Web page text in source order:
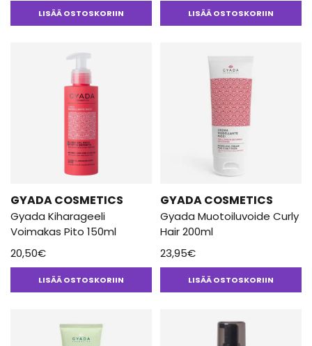
korkealaatuista kosmetiikkaa vain luonnonmukaisia reseptejä
oli:
on:
LISÄÄ OSTOSKORIIN
oli:
on:
LISÄÄ OSTOSKORIIN
GYADA COSMETICS
Gyada Kiharageeli
Voimakas Pito 150ml
20,50€
LISÄÄ OSTOSKORIIN
GYADA COSMETICS
Gyada Muotoiluvoide Curly
Hair 200ml
23,95€
LISÄÄ OSTOSKORIIN